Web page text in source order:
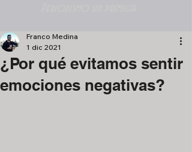
¿Por qué evitamos sentir
emociones negativas?
Franco Medina
1 dic 2021